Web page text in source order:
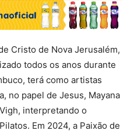
Cristo de Nova Jerusalém,
todos os anos durante
terá como artistas
no papel de Jesus, Mayana
interpretando o
Em 2024, a Paixão de